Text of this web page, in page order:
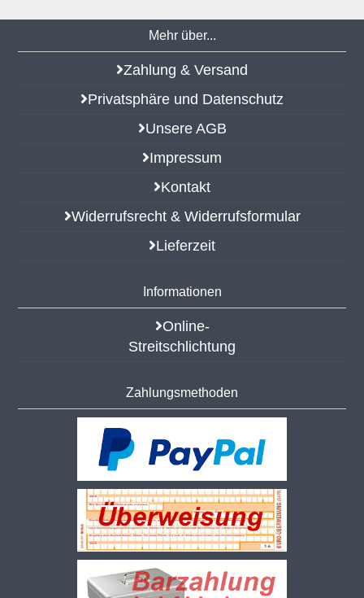
Mehr über...
Zahlung & Versand
Privatsphäre und Datenschutz
Unsere AGB
Impressum
Kontakt
Widerrufsrecht & Widerrufsformular
Lieferzeit
Informationen
Online-
Streitschlichtung
Zahlungsmethoden